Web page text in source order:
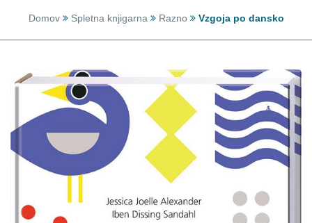
Domov Spletna knjigarna Razno Vzgoja po dansko